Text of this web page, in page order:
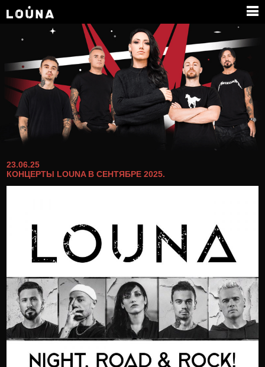
ГРУППА
МЕДИА
ПАРТНЕРЫ
КОНТАКТЫ
23.06.25
КОНЦЕРТЫ LOUNA В СЕНТЯБРЕ 2025.